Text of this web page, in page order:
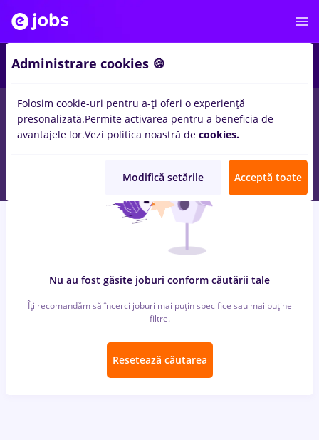
locuri de muncajumbo, Part time inBucurestipentru
Level (< 2 ani)inConstructii / Instalatii, IT / Telecom
Nu au fost găsite joburi conform căutării tale
Îți recomandăm să încerci joburi mai puțin specifice sau mai puține
filtre.
Resetează căutarea
Administrare cookies 🍪
Folosim cookie-uri pentru a-ți oferi o experiență
presonalizată.Permite activarea pentru a beneficia de
avantajele lor.Vezi politica noastră de cookies.
Modifică setările Acceptă toate